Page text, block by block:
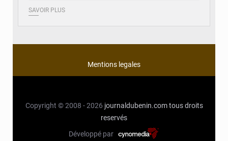
SAVOIR PLUS
Mentions legales
Copyright © 2008 - 2026 journaldubenin.com tous droits
reservés
Développé par